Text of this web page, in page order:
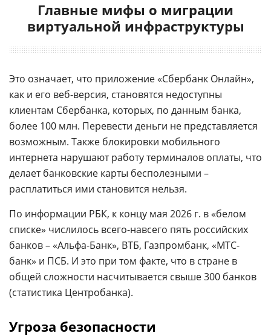
Главные мифы о миграции
виртуальной инфраструктуры
Это означает, что приложение «Сбербанк Онлайн»,
как и его веб-версия, становятся недоступны
клиентам Сбербанка, которых, по данным банка,
более 100 млн. Перевести деньги не представляется
возможным. Также блокировки мобильного
интернета нарушают работу терминалов оплаты, что
делает банковские карты бесполезными –
расплатиться ими становится нельзя.
По информации РБК, к концу мая 2026 г. в «белом
списке» числилось всего-навсего пять российских
банков – «Альфа-Банк», ВТБ, Газпромбанк, «МТС-
банк» и ПСБ. И это при том факте, что в стране в
общей сложности насчитывается свыше 300 банков
(статистика Центробанка).
Угроза безопасности